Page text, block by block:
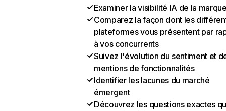
Examiner la visibilité IA de la
Comparez la façon dont les
plateformes vous présentent par
à vos concurrents
Suivez l'évolution du sentiment et
mentions de fonctionnalités
Identifier les lacunes du marché
émergent
Découvrez les questions exactes